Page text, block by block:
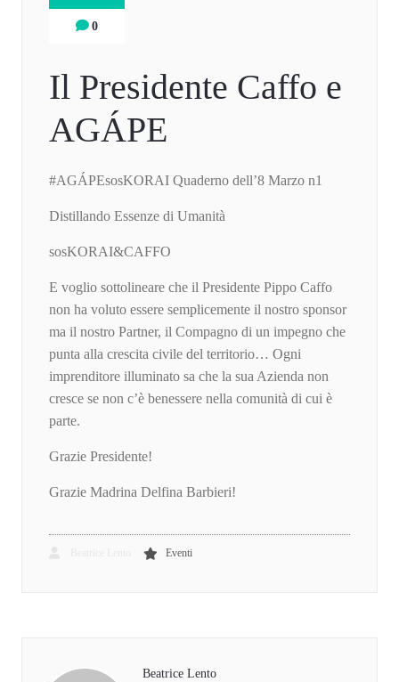
0
Il Presidente Caffo e
AGÁPE
#AGÁPEsosKORAI Quaderno dell’8 Marzo n1
Distillando Essenze di Umanità
sosKORAI&CAFFO
E voglio sottolineare che il Presidente Pippo Caffo
non ha voluto essere semplicemente il nostro sponsor
ma il nostro Partner, il Compagno di un impegno che
punta alla crescita civile del territorio… Ogni
imprenditore illuminato sa che la sua Azienda non
cresce se non c’è benessere nella comunità di cui è
parte.
Grazie Presidente!
Grazie Madrina Delfina Barbieri!
Eventi
Beatrice Lento